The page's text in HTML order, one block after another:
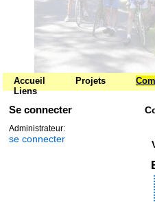
Accueil Projets
Liens
Se connecter
Administrateur:
se connecter